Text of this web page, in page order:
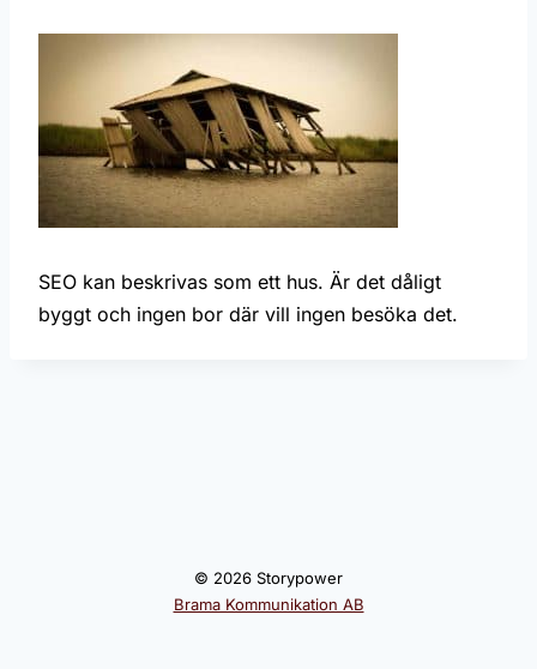
SEO kan beskrivas som ett hus. Är det dåligt
byggt och ingen bor där vill ingen besöka det.
© 2026 Storypower
Brama Kommunikation AB